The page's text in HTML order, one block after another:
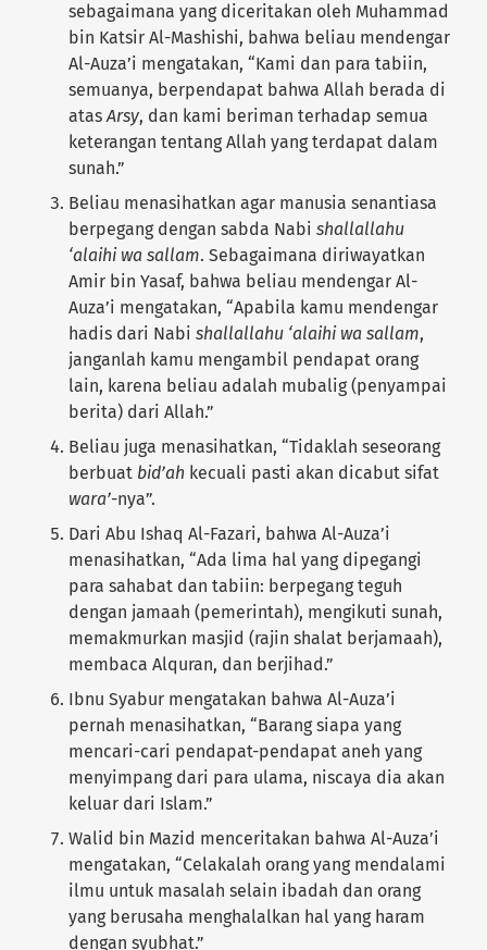
sebagaimana yang diceritakan oleh Muhammad
bin Katsir Al-Mashishi, bahwa beliau mendengar
Al-Auza’i mengatakan, “Kami dan para tabiin,
semuanya, berpendapat bahwa Allah berada di
atasArsy, dan kami beriman terhadap semua
keterangan tentang Allah yang terdapat dalam
sunah.”
Beliau menasihatkan agar manusia senantiasa
berpegang dengan sabda Nabishallallahu
‘alaihi wa sallam. Sebagaimana diriwayatkan
Amir bin Yasaf, bahwa beliau mendengar Al-
Auza’i mengatakan, “Apabila kamu mendengar
hadis dari Nabishallallahu ‘alaihi wa sallam,
janganlah kamu mengambil pendapat orang
lain, karena beliau adalah mubalig (penyampai
berita) dari Allah.”
Beliau juga menasihatkan, “Tidaklah seseorang
berbuat bid’ah kecuali pasti akan dicabut sifat
wara’-nya”.
Dari Abu Ishaq Al-Fazari, bahwa Al-Auza’i
menasihatkan, “Ada lima hal yang dipegangi
para sahabat dan tabiin: berpegang teguh
dengan jamaah (pemerintah), mengikuti sunah,
memakmurkan masjid (rajin shalat berjamaah),
membaca Alquran, dan berjihad.”
Ibnu Syabur mengatakan bahwa Al-Auza’i
pernah menasihatkan, “Barang siapa yang
mencari-cari pendapat-pendapat aneh yang
menyimpang dari para ulama, niscaya dia akan
keluar dari Islam.”
Walid bin Mazid menceritakan bahwa Al-Auza’i
mengatakan, “Celakalah orang yang mendalami
ilmu untuk masalah selain ibadah dan orang
yang berusaha menghalalkan hal yang haram
dengan syubhat.”